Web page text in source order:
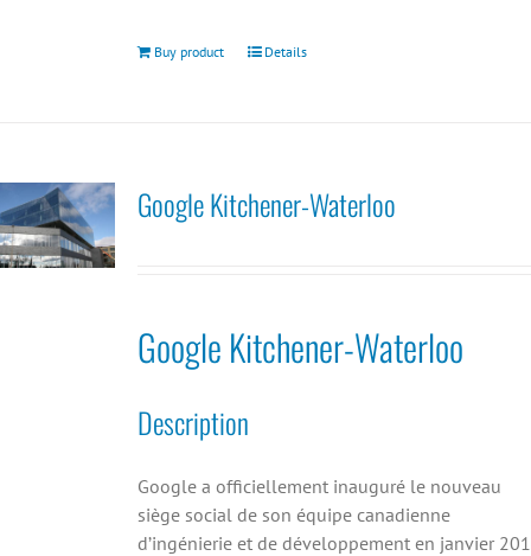
Buy product Details
Google Kitchener-Waterloo
Google Kitchener-Waterloo
Description
Google a officiellement inauguré le nouveau
siège social de son équipe canadienne
d’ingénierie et de développement en janvier